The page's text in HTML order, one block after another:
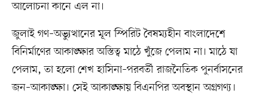
আলোচনা কানে এল না।
জুলাই গণ–অভ্যুত্থানের মূল স্পিরিট বৈষম্যহীন বাংলাদেশে
বিনির্মাণের আকাঙ্ক্ষার অস্তিত্ব মাঠে খুঁজে পেলাম না। মাঠে যা
পেলাম, তা হলো শেখ হাসিনা–পরবর্তী রাজনৈতিক পুনর্বাসনের
জন–আকাঙ্ক্ষা। সেই আকাঙ্ক্ষায় বিএনপির অবস্থান অগ্রগণ্য।